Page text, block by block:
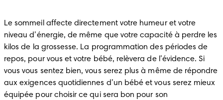
Le sommeil affecte directement votre humeur et votre
niveau d’énergie, de même que votre capacité à perdre les
kilos de la grossesse. La programmation des périodes de
repos, pour vous et votre bébé, relèvera de l’évidence. Si
vous vous sentez bien, vous serez plus à même de répondre
aux exigences quotidiennes d’un bébé et vous serez mieux
équipée pour choisir ce qui sera bon pour son